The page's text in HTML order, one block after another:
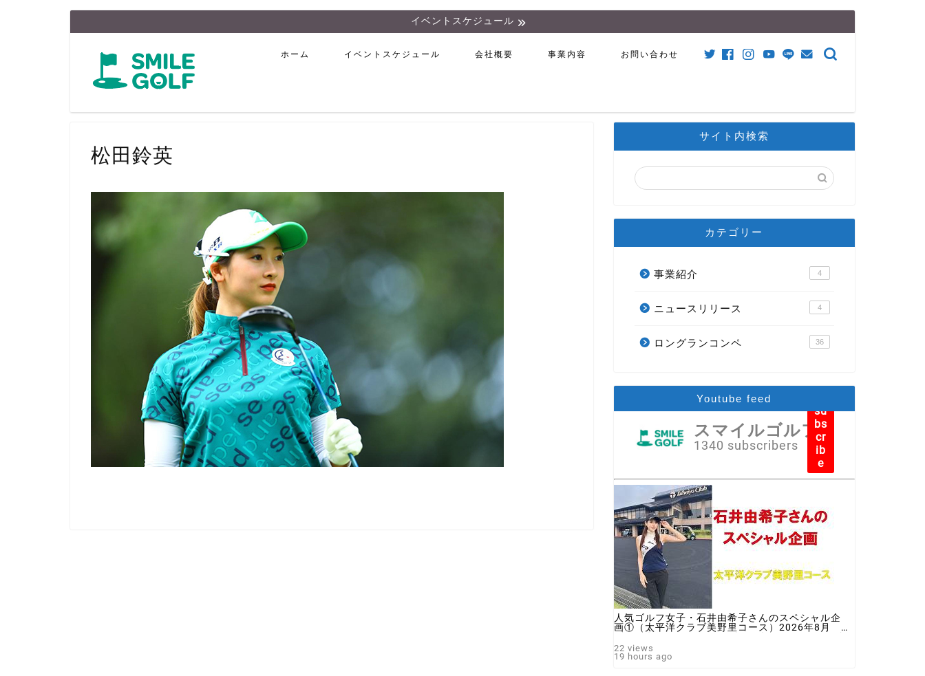
イベントスケジュール
ホーム イベントスケジュール 会社概要 事業内容 お問い合わせ
松田鈴英
サイト内検索
カテゴリー
事業紹介 4
ニュースリリース 4
ロングランコンペ 36
Youtube feed
スマイルゴルフ
1340 subscribers
su
bs
cr
ib
e
人気ゴルフ女子・石井由希子さんのスペシャル企
画①（太平洋クラブ美野里コース）2026年8月 ♯
画 ♯スマイルゴルフ
22 views
19 hours ago